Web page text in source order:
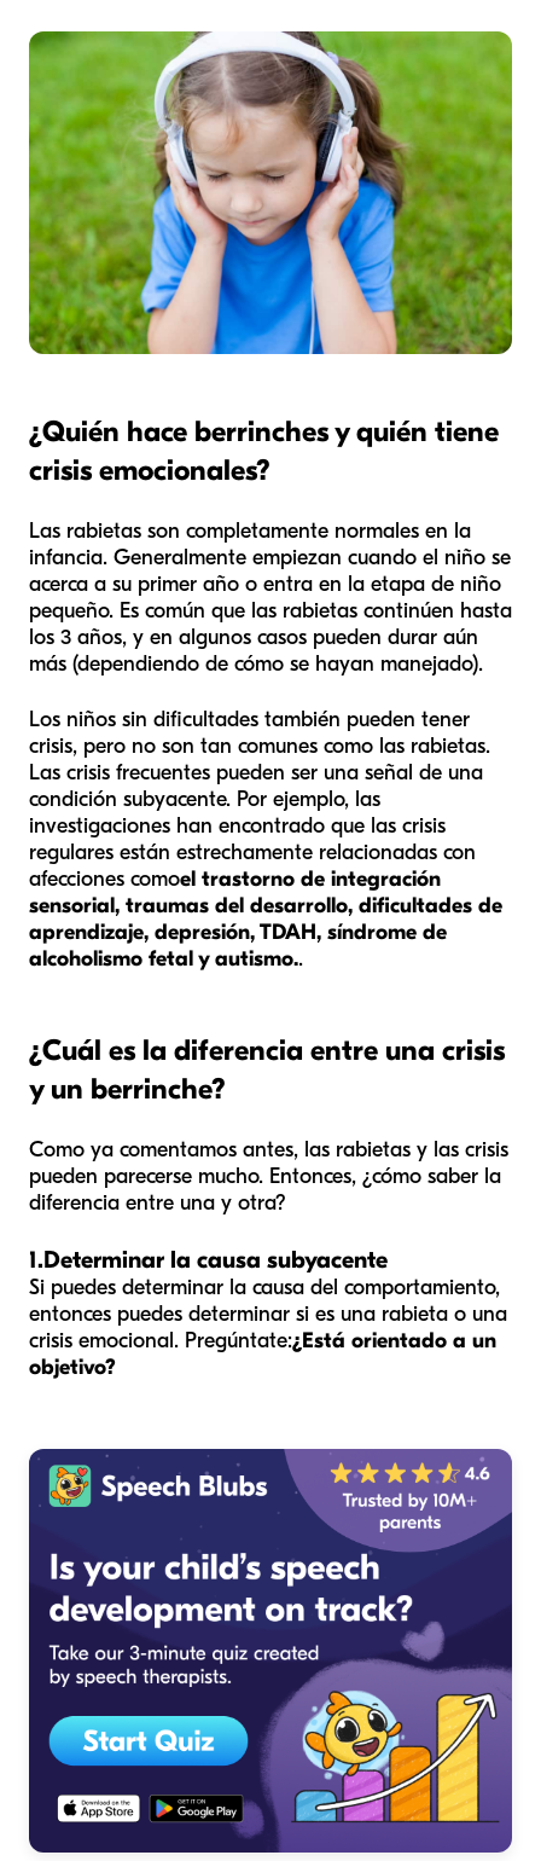
¿Quién hace berrinches y quién tiene
crisis emocionales?
Las rabietas son completamente normales en la
infancia. Generalmente empiezan cuando el niño se
acerca a su primer año o entra en la etapa de niño
pequeño. Es común que las rabietas continúen hasta
los 3 años, y en algunos casos pueden durar aún
más (dependiendo de cómo se hayan manejado).
Los niños sin dificultades también pueden tener
crisis, pero no son tan comunes como las rabietas.
Las crisis frecuentes pueden ser una señal de una
condición subyacente. Por ejemplo, las
investigaciones han encontrado que las crisis
regulares están estrechamente relacionadas con
afecciones comoel trastorno de integración
sensorial, traumas del desarrollo, dificultades de
aprendizaje, depresión, TDAH, síndrome de
alcoholismo fetal y autismo..
¿Cuál es la diferencia entre una crisis
y un berrinche?
Como ya comentamos antes, las rabietas y las crisis
pueden parecerse mucho. Entonces, ¿cómo saber la
diferencia entre una y otra?
1.Determinar la causa subyacente
Si puedes determinar la causa del comportamiento,
entonces puedes determinar si es una rabieta o una
crisis emocional. Pregúntate:¿Está orientado a un
objetivo?